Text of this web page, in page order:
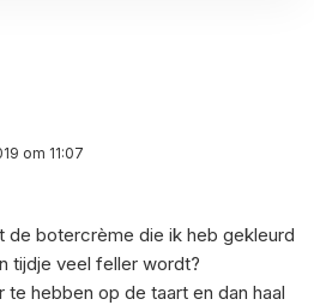
om 11:07
de botercrème die ik heb gekleurd
tijdje veel feller wordt?
te hebben op de taart en dan haal